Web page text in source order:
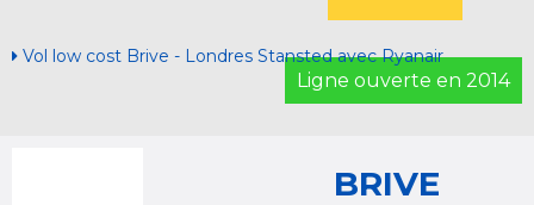
Vol low cost Brive - Londres Stansted avec Ryanair
Ligne ouverte en 2014
BRIVE